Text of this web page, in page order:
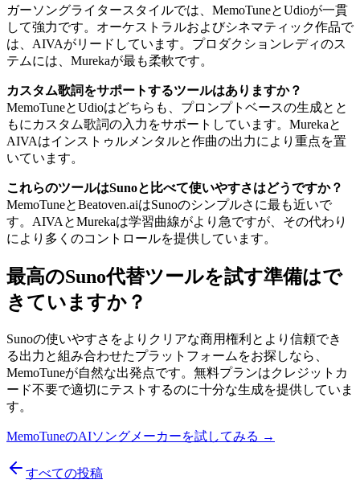
ガーソングライタースタイルでは、MemoTuneとUdioが一貫
して強力です。オーケストラルおよびシネマティック作品で
は、AIVAがリードしています。プロダクションレディのス
テムには、Murekaが最も柔軟です。
カスタム歌詞をサポートするツールはありますか？
MemoTuneとUdioはどちらも、プロンプトベースの生成とと
もにカスタム歌詞の入力をサポートしています。Murekaと
AIVAはインストゥルメンタルと作曲の出力により重点を置
いています。
これらのツールはSunoと比べて使いやすさはどうですか？
MemoTuneとBeatoven.aiはSunoのシンプルさに最も近いで
す。AIVAとMurekaは学習曲線がより急ですが、その代わり
により多くのコントロールを提供しています。
最高のSuno代替ツールを試す準備はで
きていますか？
Sunoの使いやすさをよりクリアな商用権利とより信頼でき
る出力と組み合わせたプラットフォームをお探しなら、
MemoTuneが自然な出発点です。無料プランはクレジットカ
ード不要で適切にテストするのに十分な生成を提供していま
す。
MemoTuneのAIソングメーカーを試してみる →
すべての投稿